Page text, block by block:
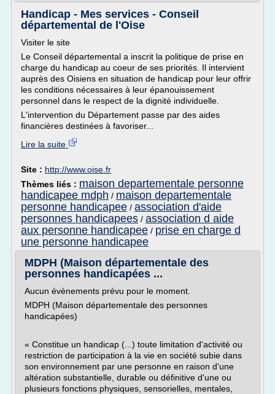
Handicap - Mes services - Conseil
départemental de l'Oise
Visiter le site
Le Conseil départemental a inscrit la politique de prise en
charge du handicap au coeur de ses priorités. Il intervient
auprès des Oisiens en situation de handicap pour leur offrir
les conditions nécessaires à leur épanouissement
personnel dans le respect de la dignité individuelle.
L'intervention du Département passe par des aides
financières destinées à favoriser...
Lire la suite
Site : http://www.oise.fr
Thèmes liés : maison departementale personne
handicapee mdph / maison departementale
personne handicapee / association d'aide
personnes handicapees / association d aide
aux personne handicapee / prise en charge d
une personne handicapee
MDPH (Maison départementale des
personnes handicapées ...
Aucun évènements prévu pour le moment.
MDPH (Maison départementale des personnes
handicapées)
« Constitue un handicap (...) toute limitation d'activité ou
restriction de participation à la vie en société subie dans
son environnement par une personne en raison d'une
altération substantielle, durable ou définitive d'une ou
plusieurs fonctions physiques, sensorielles, mentales,